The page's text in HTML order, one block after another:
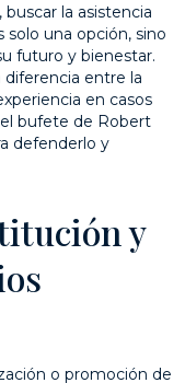
la asistencia
una opción, sino
futuro y bienestar.
entre la
en casos
bufete de Robert
defenderlo y
y
o promoción de